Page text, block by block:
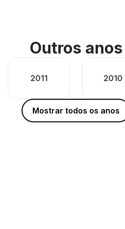
Outros anos
2011 2010
Mostrar todos os anos